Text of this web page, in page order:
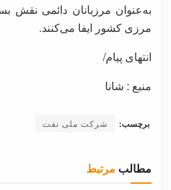
به‌عنوان مرزبانان دائمی نقش
مرزی کشور ایفا می‌کنند.
انتهای پیام/
منبع : شانا
برچسب: شرکت ملی نفت
مطالب مرتبط